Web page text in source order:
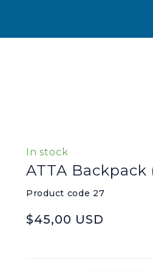
In stock
ATTA Backpack
Product code 27
$45,00 USD